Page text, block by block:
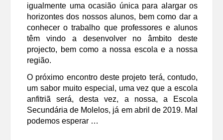
igualmente uma ocasião única para alargar os
horizontes dos nossos alunos, bem como dar a
conhecer o trabalho que professores e alunos
têm vindo a desenvolver no âmbito deste
projecto, bem como a nossa escola e a nossa
região.
O próximo encontro deste projeto terá, contudo,
um sabor muito especial, uma vez que a escola
anfitriã será, desta vez, a nossa, a Escola
Secundária de Molelos, já em abril de 2019. Mal
podemos esperar …